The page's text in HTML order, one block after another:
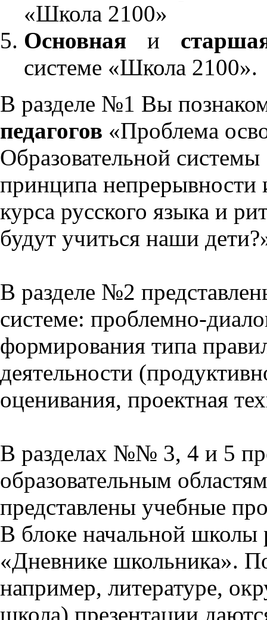
«Школа 2100»
Основнаяи
системе «Школа 2100».
В разделе №1 Вы
педагогов «Проблема
Образовательной
принципа непрерывности
курса русского языка и
будут учиться наши
В разделе №2
системе: проблемно-
формирования типа
деятельности
оценивания, проектная
В разделах №№ 3, 4 и 5
образовательным
представлены учебные
В блоке начальной школы
«Дневнике школьника».
например, литературе,
школа) презентации